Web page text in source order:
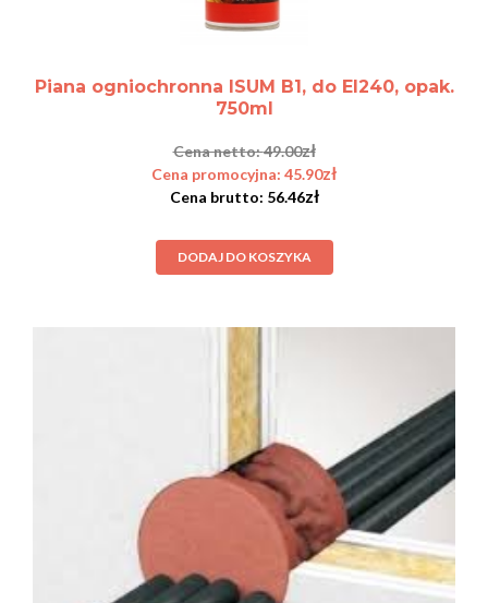
Piana ogniochronna ISUM B1, do EI240, opak.
750ml
49.00zł
45.90zł
56.46zł
DODAJ DO KOSZYKA